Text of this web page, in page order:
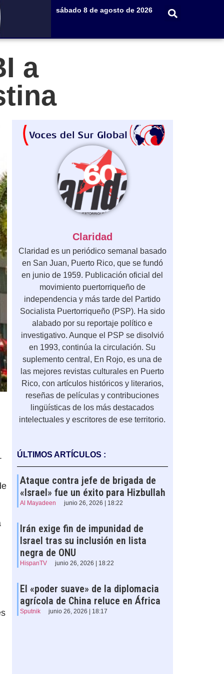
sábado 8 de agosto de 2026
a
Claridad
Claridad es un periódico semanal basado
en San Juan, Puerto Rico, que se fundó
en junio de 1959. Publicación oficial del
movimiento puertorriqueño de
independencia y más tarde del Partido
Socialista Puertorriqueño (PSP). Ha sido
alabado por su reportaje político e
investigativo. Aunque el PSP se disolvió
en 1993, continúa la circulación. Su
suplemento central, En Rojo, es una de
las mejores revistas culturales en Puerto
Rico, con artículos históricos y literarios,
reseñas de películas y contribuciones
lingüísticas de los más destacados
intelectuales y escritores de ese territorio.
ÚLTIMOS ARTÍCULOS :
Ataque contra jefe de brigada de
«Israel» fue un éxito para Hizbullah
Al Mayadeen junio 26, 2026 | 18:22
Irán exige fin de impunidad de
Israel tras su inclusión en lista
negra de ONU
HispanTV junio 26, 2026 | 18:22
El «poder suave» de la diplomacia
agrícola de China reluce en África
Sputnik junio 26, 2026 | 18:17